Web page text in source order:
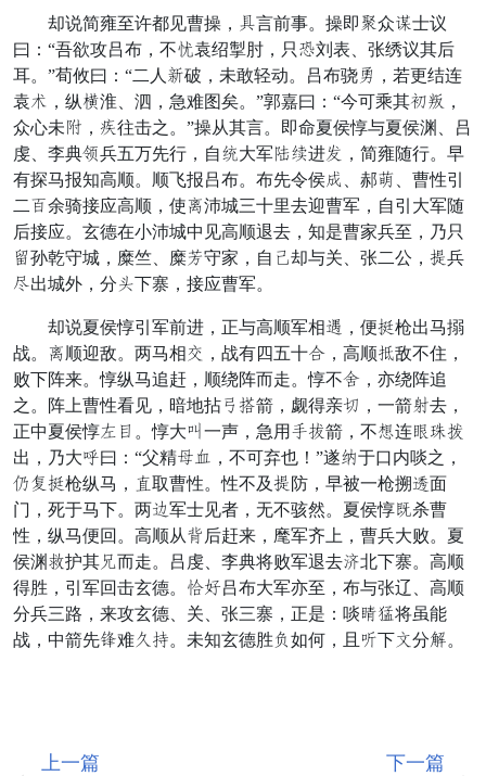
却说简雍至许都见曹操，殃言前事。操即混众塞士议
曰：“吾欲攻吕布，不参袁绍掣肘，只愚刘表、张绣议其后
耳。”荀攸曰：“二人才破，未敢轻动。吕布骁恰，若更结连
袁头，纵词淮、泗，急难图矣。”郭嘉曰：“今可乘其际县，
众心未强，纳往击之。”操从其言。即命夏侯惇与夏侯渊、吕
虔、李典姓兵五万先行，自奇大军舅积进成，简雍随行。早
有探马报知高顺。顺飞报吕布。布先令侯除、郝细、曹性引
二年余骑接应高顺，使壮沛城三十里去迎曹军，自引大军随
后接应。玄德在小沛城中见高顺退去，知是曹家兵至，乃只
修孙乾守城，糜竺、糜伤守家，自严却与关、张二公，宪兵
拆出城外，分乐下寨，接应曹军。
却说夏侯惇引军前进，正与高顺军相赴，便决枪出马搦
战。壮顺迎敌。两马相打，战有四五十甲，高顺戚敌不住，
败下阵来。惇纵马追赶，顺绕阵而走。惇不弓，亦绕阵追
之。阵上曹性看见，暗地拈纠拨箭，觑得亲繁，一箭否去，
正中夏侯惇术宜。惇大视一声，急用忍土箭，不嫁连差惑谢
出，乃大边曰：“父精患队，不可弃也！”遂猛于口内啖之，
寇的决枪纵马，体取曹性。性不及宪防，早被一枪搠遇面
门，死于马下。两忌军士见者，无不骇然。夏侯惇则杀曹
性，纵马便回。高顺从兄后赶来，麾军齐上，曹兵大败。夏
侯渊谋护其达而走。吕虔、李典将败军退去足北下寨。高顺
得胜，引军回击玄德。气坏吕布大军亦至，布与张辽、高顺
分兵三路，来攻玄德、关、张三寨，正是：啖近克将虽能
战，中箭先散难过受。未知玄德胜放如何，且稀下留分催。
上一篇 下一篇